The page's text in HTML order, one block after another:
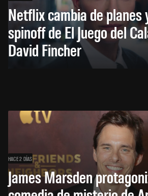
Netflix cambia de planes
spinoff de El Juego del
David Fincher
HACE 2 DÍAS
James Marsden